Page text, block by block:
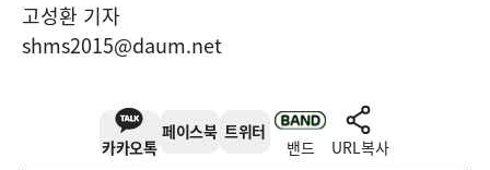
고성환 기자
shms2015@daum.net
카카오톡
페이스북 트위터
밴드 URL복사